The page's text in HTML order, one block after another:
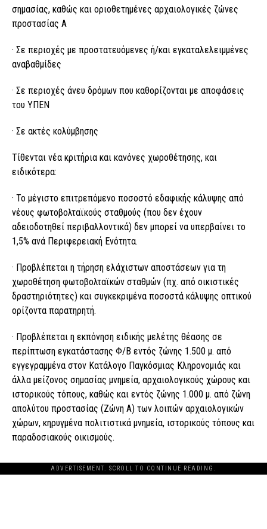
σημασίας, καθώς και οριοθετημένες αρχαιολογικές ζώνες
προστασίας Α
· Σε περιοχές με προστατευόμενες ή/και εγκαταλελειμμένες
αναβαθμίδες
· Σε περιοχές άνευ δρόμων που καθορίζονται με αποφάσεις
του ΥΠΕΝ
· Σε ακτές κολύμβησης
Τίθενται νέα κριτήρια και κανόνες χωροθέτησης, και
ειδικότερα:
· Το μέγιστο επιτρεπόμενο ποσοστό εδαφικής κάλυψης από
νέους φωτοβολταϊκούς σταθμούς (που δεν έχουν
αδειοδοτηθεί περιβαλλοντικά) δεν μπορεί να υπερβαίνει το
1,5% ανά Περιφερειακή Ενότητα.
· Προβλέπεται η τήρηση ελάχιστων αποστάσεων για τη
χωροθέτηση φωτοβολταϊκών σταθμών (πχ. από οικιστικές
δραστηριότητες) και συγκεκριμένα ποσοστά κάλυψης οπτικού
ορίζοντα παρατηρητή.
· Προβλέπεται η εκπόνηση ειδικής μελέτης θέασης σε
περίπτωση εγκατάστασης Φ/Β εντός ζώνης 1.500 μ. από
εγγεγραμμένα στον Κατάλογο Παγκόσμιας Κληρονομιάς και
άλλα μείζονος σημασίας μνημεία, αρχαιολογικούς χώρους και
ιστορικούς τόπους, καθώς και εντός ζώνης 1.000 μ. από ζώνη
απολύτου προστασίας (Ζώνη Α) των λοιπών αρχαιολογικών
χώρων, κηρυγμένα πολιτιστικά μνημεία, ιστορικούς τόπους και
παραδοσιακούς οικισμούς.
ADVERTISEMENT. SCROLL TO CONTINUE READING.